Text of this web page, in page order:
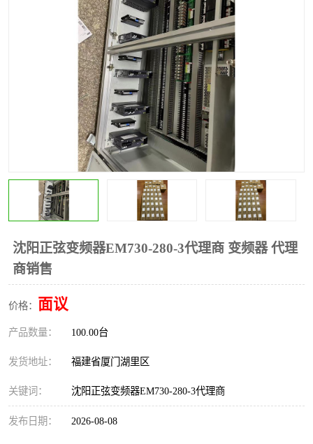
沈阳正弦变频器EM730-280-3代理商 变频器 代理
商销售
价格： 面议
产品数量： 100.00台
发货地址： 福建省厦门湖里区
关键词： 沈阳正弦变频器EM730-280-3代理商
发布日期： 2026-08-08
其他
安士能开关
普洛菲斯触摸屏
魏德米勒继电器 施迈赛限位开关